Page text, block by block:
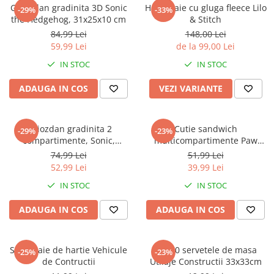
Captain america
Bakugan
Liga Dreptatii
Buzz Lightyear
My Little Pony
Planes
EplusM
Tom & Jerry
Transformers
Top Wings
Incaltaminte baieti
Ghete si cizme baieti
Pantofi baieti
Papuci si slapi baieti
Sandale baieti
Marvel
Monsters Inc.
La casa de papel
Nasa
Kids Euroswan
Rainbow High
Garfield
Nightmare before Christmas
EplusM
Perletti
Arditex
-29%
Ghiozdan gradinita 3D Sonic
the Hedgehog, 31x25x10 cm
84,99 Lei
59,99 Lei
IN STOC
ADAUGA IN COS
-33%
Halat baie cu gluga fleece Lilo
& Stitch
148,00 Lei
de la 99,00 Lei
IN STOC
VEZI VARIANTE
-29%Ghiozdan gradinita 2
compartimente, Sonic,
30x25x12 cm
74,99 Lei
52,99 Lei
IN STOC
ADAUGA IN COS
-23%Cutie sandwich
multicompartimente Paw
Patrol Superpowers
51,99 Lei
39,99 Lei
IN STOC
ADAUGA IN COS
-25%
Set 4 paie de hartie Vehicule
de Contructii
-23%
Set 20 servetele de masa
Utilaje Constructii 33x33cm